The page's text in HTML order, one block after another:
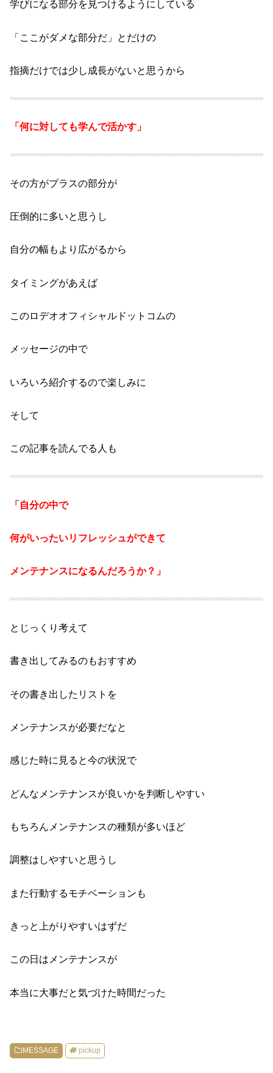
学びになる部分を見つけるようにしている
「ここがダメな部分だ」とだけの
指摘だけでは少し成長がないと思うから
「何に対しても学んで活かす」
その方がプラスの部分が
圧倒的に多いと思うし
自分の幅もより広がるから
タイミングがあえば
このロデオオフィシャルドットコムの
メッセージの中で
いろいろ紹介するので楽しみに
そして
この記事を読んでる人も
「自分の中で
何がいったいリフレッシュができて
メンテナンスになるんだろうか？」
とじっくり考えて
書き出してみるのもおすすめ
その書き出したリストを
メンテナンスが必要だなと
感じた時に見ると今の状況で
どんなメンテナンスが良いかを判断しやすい
もちろんメンテナンスの種類が多いほど
調整はしやすいと思うし
また行動するモチベーションも
きっと上がりやすいはずだ
この日はメンテナンスが
本当に大事だと気づけた時間だった
MESSAGE pickup